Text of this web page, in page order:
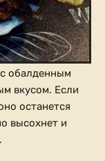
обалденным
вкусом. Если
останется
высохнет и